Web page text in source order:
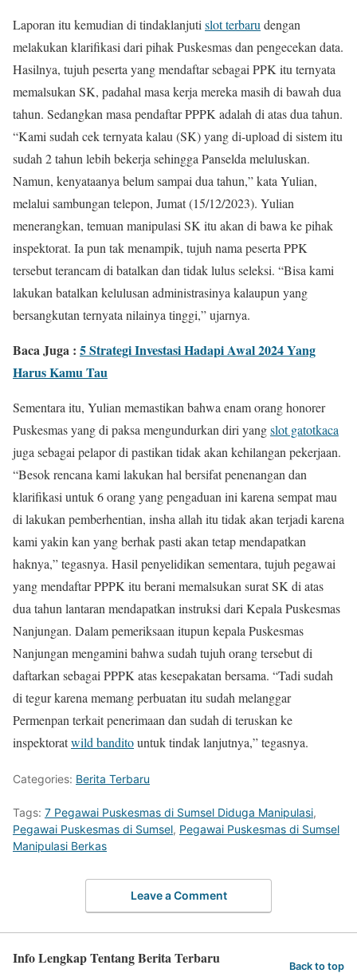
Laporan itu kemudian di tindaklanjuti slot terbaru dengan
melakukan klarifikasi dari pihak Puskesmas dan pengecekan data.
Hasilnya, tujuh peserta yang mendaftar sebagai PPK itu ternyata
memalsukan SK, padahal masa kerja mereka masih di bawah dua
tahun. Sedangkan masa pendaftar PPPK adalah di atas dua tahun.
“Kami sudah cek ternyata kalau (SK) yang di-upload di sistem itu
sudah 2 tahun lebih bekerja sehingga Panselda meluluskan.
Namun, kenyataanya belum sampai dua tahun,” kata Yulian,
melalui sambungan telepon, Jumat (15/12/2023). Yulian
menerangkan, temuan manipulasi SK itu akan di bawa ke pihak
inspektorat. Ia pun tak menampik, tujuh nama peserta PPK
tersebut terancam di batalkan dan tidak lulus seleksi. “Bisa kami
lakukan batalkan kelulusan administrasinya kalaupun yang
bersangkutan ternyata nilainya tinggi,” ujarnya.
Baca Juga : 5 Strategi Investasi Hadapi Awal 2024 Yang
Harus Kamu Tau
Sementara itu, Yulian memastikan bahwa enam orang honorer
Puskesmas yang di paksa mengundurkan diri yangslot gatotkaca
juga sebagai pelapor di pastikan tidak akan kehilangan pekerjaan.
“Besok rencana kami lakukan hal bersifat penenangan dan
klarifikasi untuk 6 orang yang pengaduan ini karena sempat mau
di lakukan pemberhentian, insha allah itu tidak akan terjadi karena
kami yakin kan yang berhak pasti akan tetap mendapatkan
haknya,” tegasnya. Hasil penyelidikan sementara, tujuh pegawai
yang mendaftar PPPK itu berani memalsukan surat SK di atas
dua tahun lantaran mendapatkan instruksi dari Kepala Puskesmas
Nanjungan. Dalam pemeriksaan itupun kepala Puskesmas
Nanjungan mengamini bahwa sudah tujuh orang tersebut di
daftarkan sebagai PPPK atas kesepakatan bersama. “Tadi sudah
di tegur karena memang perbuatan itu sudah melanggar
Permenpan terkait penerimaan dan sudah di teruskan ke
inspektoratwild banditountuk tindak lanjutnya,” tegasnya.
Categories: Berita Terbaru
Tags: 7 Pegawai Puskesmas di Sumsel Diduga Manipulasi,
Pegawai Puskesmas di Sumsel, Pegawai Puskesmas di Sumsel
Manipulasi Berkas
Leave a Comment
Info Lengkap Tentang Berita Terbaru Back to top